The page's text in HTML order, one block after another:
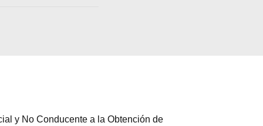
y No Conducente a la Obtención de